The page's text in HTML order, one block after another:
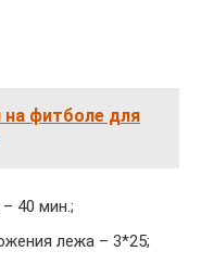
на фитболе для
40 мин.;
лежа – 3*25;